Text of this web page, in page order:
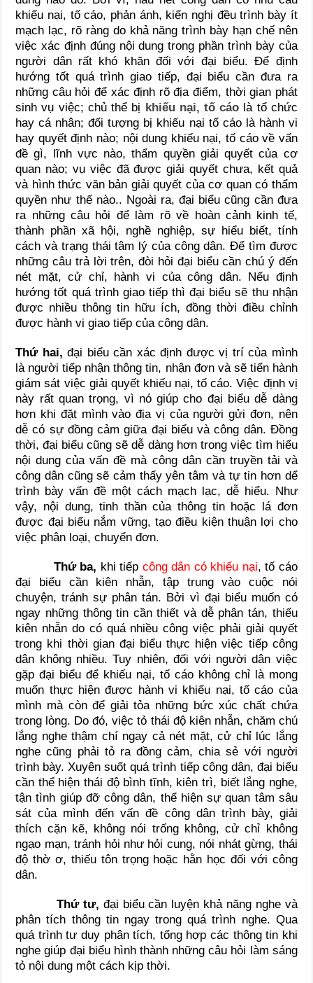
khiếu nại, tố cáo, phản ánh, kiến nghị đều trình bày ít
mạch lạc, rõ ràng do khả năng trình bày hạn chế nên
việc xác định đúng nội dung trong phần trình bày của
người dân rất khó khăn đối với đại biểu. Để định
hướng tốt quá trình giao tiếp, đại biểu cần đưa ra
những câu hỏi để xác định rõ địa điểm, thời gian phát
sinh vụ việc; chủ thể bị khiếu nại, tố cáo là tổ chức
hay cá nhân; đối tượng bị khiếu nại tố cáo là hành vi
hay quyết định nào; nội dung khiếu nại, tố cáo về vấn
đề gì, lĩnh vực nào, thẩm quyền giải quyết của cơ
quan nào; vụ việc đã được giải quyết chưa, kết quả
và hình thức văn bản giải quyết của cơ quan có thẩm
quyền như thế nào.. Ngoài ra, đại biểu cũng cần đưa
ra những câu hỏi để làm rõ về hoàn cảnh kinh tế,
thành phần xã hội, nghề nghiệp, sự hiểu biết, tính
cách và trạng thái tâm lý của công dân. Để tìm được
những câu trả lời trên, đòi hỏi đại biểu cần chú ý đến
nét mặt, cử chỉ, hành vi của công dân. Nếu định
hướng tốt quá trình giao tiếp thì đại biểu sẽ thu nhận
được nhiều thông tin hữu ích, đồng thời điều chỉnh
được hành vi giao tiếp của công dân.
Thứ hai, đại biểu cần xác định được vị trí của mình
là người tiếp nhận thông tin, nhận đơn và sẽ tiến hành
giám sát việc giải quyết khiếu nại, tố cáo. Việc định vị
này rất quan trọng, vì nó giúp cho đại biểu dễ dàng
hơn khi đặt mình vào địa vị của người gửi đơn, nên
dễ có sự đồng cảm giữa đại biểu và công dân. Đồng
thời, đại biểu cũng sẽ dễ dàng hơn trong việc tìm hiểu
nội dung của vấn đề mà công dân cần truyền tải và
công dân cũng sẽ cảm thấy yên tâm và tự tin hơn dể
trình bày vấn đề một cách mạch lạc, dễ hiểu. Như
vậy, nội dung, tinh thần của thông tin hoặc lá đơn
được đại biểu nắm vững, tạo điều kiện thuận lợi cho
việc phân loại, chuyển đơn.
Thứ ba, khi tiếp công dân có khiếu nại, tố cáo
đại biểu cần kiên nhẫn, tập trung vào cuộc nói
chuyện, tránh sự phân tán. Bởi vì đại biểu muốn có
ngay những thông tin cần thiết và dễ phân tán, thiếu
kiên nhẫn do có quá nhiều công việc phải giải quyết
trong khi thời gian đại biểu thực hiện việc tiếp công
dân không nhiều. Tuy nhiên, đối với người dân việc
gặp đại biểu để khiếu nại, tố cáo không chỉ là mong
muốn thực hiện được hành vi khiếu nại, tố cáo của
mình mà còn để giải tỏa những bức xúc chất chứa
trong lòng. Do đó, việc tỏ thái độ kiên nhẫn, chăm chú
lắng nghe thậm chí ngay cả nét mặt, cử chỉ lúc lắng
nghe cũng phải tỏ ra đồng cảm, chia sẻ với người
trình bày. Xuyên suốt quá trình tiếp công dân, đại biểu
cần thể hiện thái độ bình tĩnh, kiên trì, biết lắng nghe,
tận tình giúp đỡ công dân, thể hiện sự quan tâm sâu
sát của mình đến vấn đề công dân trình bày, giải
thích cặn kẽ, không nói trống không, cử chỉ không
ngạo mạn, tránh hỏi như hỏi cung, nói nhát gừng, thái
độ thờ ơ, thiếu tôn trọng hoặc hằn học đối với công
dân.
Thứ tư, đại biểu cần luyện khả năng nghe và
phân tích thông tin ngay trong quá trình nghe. Qua
quá trình tư duy phân tích, tổng hợp các thông tin khi
nghe giúp đại biểu hình thành những câu hỏi làm sáng
tỏ nội dung một cách kịp thời.